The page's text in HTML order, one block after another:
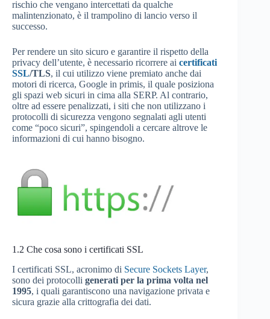
rischio che vengano intercettati da qualche
malintenzionato, è il trampolino di lancio verso il
successo.
Per rendere un sito sicuro e garantire il rispetto della
privacy dell’utente, è necessario ricorrere ai certificati
SSL/TLS, il cui utilizzo viene premiato anche dai
motori di ricerca, Google in primis, il quale posiziona
gli spazi web sicuri in cima alla SERP. Al contrario,
oltre ad essere penalizzati, i siti che non utilizzano i
protocolli di sicurezza vengono segnalati agli utenti
come “poco sicuri”, spingendoli a cercare altrove le
informazioni di cui hanno bisogno.
1.2 Che cosa sono i certificati SSL
I certificati SSL, acronimo di Secure Sockets Layer,
sono dei protocolli generati per la prima volta nel
1995, i quali garantiscono una navigazione privata e
sicura grazie alla crittografia dei dati.